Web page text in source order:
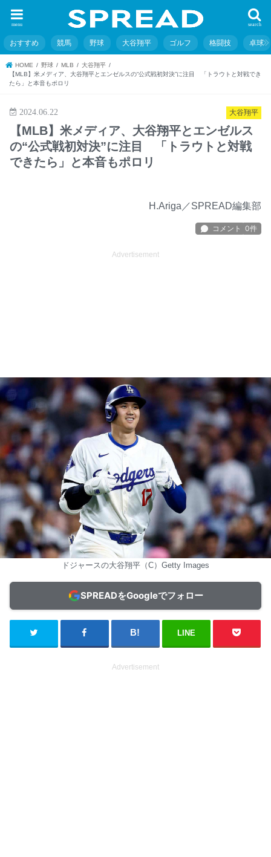
search
menu
おすすめ 競馬 野球 大谷翔平 ゴルフ 格闘技 卓球
HOME 野球 MLB
大谷翔平
【MLB】米メディア、大谷翔平とエンゼルスの“公式戦初対決”に注目 「トラウトと対戦でき
たら」と本音もポロリ
大谷翔平
2024.06.22
【MLB】米メディア、大谷翔平とエンゼルス
の“公式戦初対決”に注目 「トラウトと対戦
できたら」と本音もポロリ
H.Ariga／SPREAD編集部
Advertisement
ドジャースの大谷翔平（C）Getty Images
SPREADをGoogleでフォロー
LINE
Advertisement